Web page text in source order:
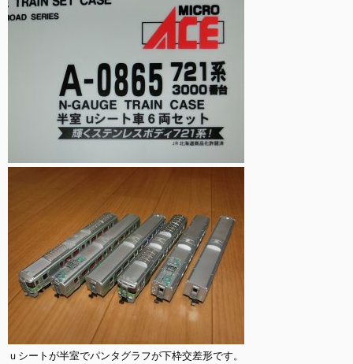
ｕシートが半室でパンタグラフが下枠交差形です。